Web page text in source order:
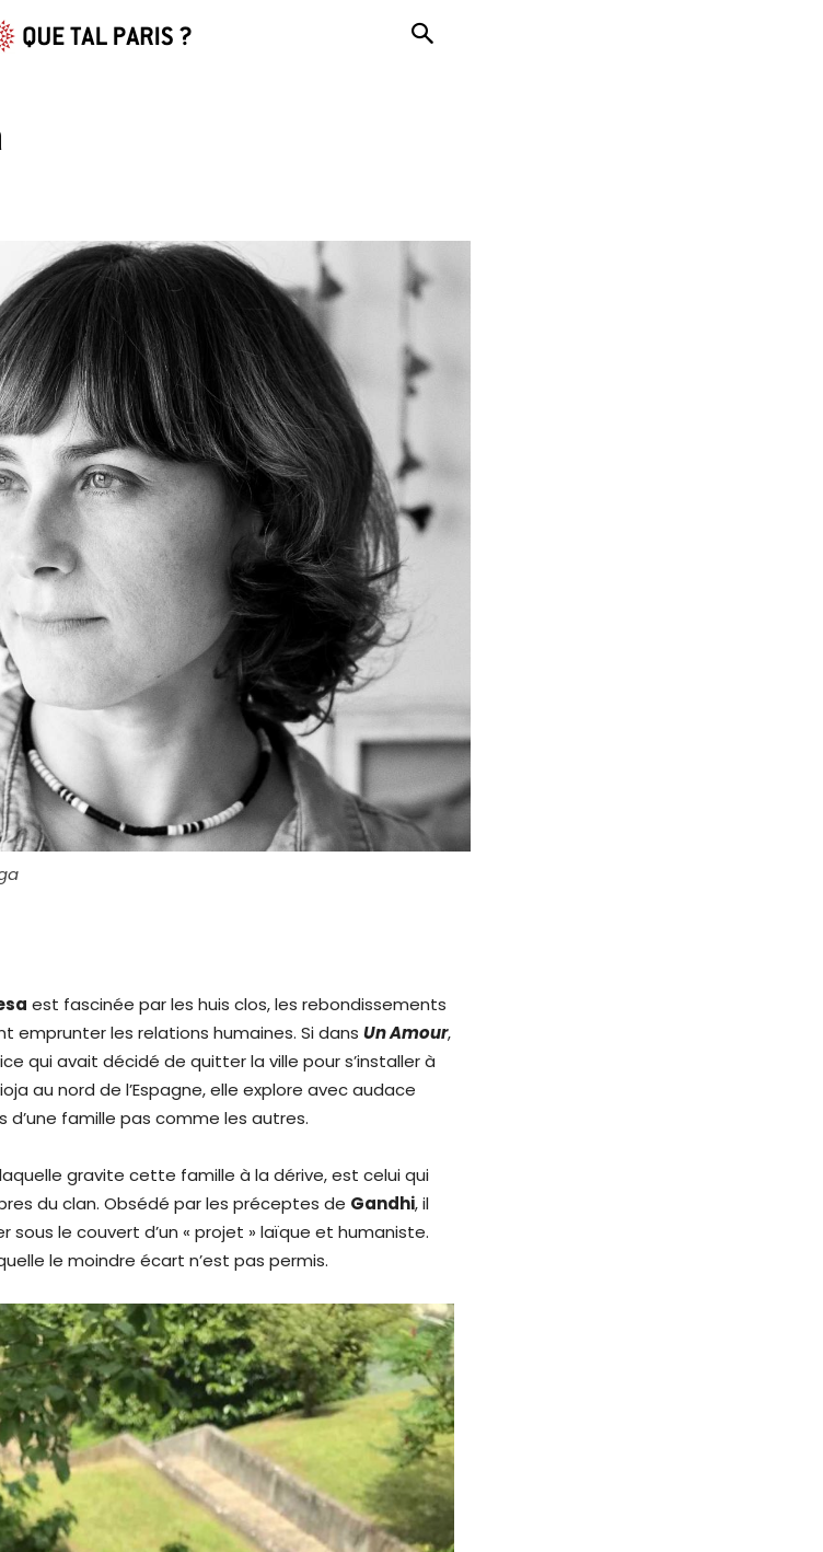
est fascinée par les huis clos, les rebondissements
emprunter les relations humaines. Si dans Un Amour,
qui avait décidé de quitter la ville pour s’installer à
au nord de l’Espagne, elle explore avec audace
d’une famille pas comme les autres.
gravite cette famille à la dérive, est celui qui
du clan. Obsédé par les préceptes de Gandhi, il
sous le couvert d’un « projet » laïque et humaniste.
le moindre écart n’est pas permis.